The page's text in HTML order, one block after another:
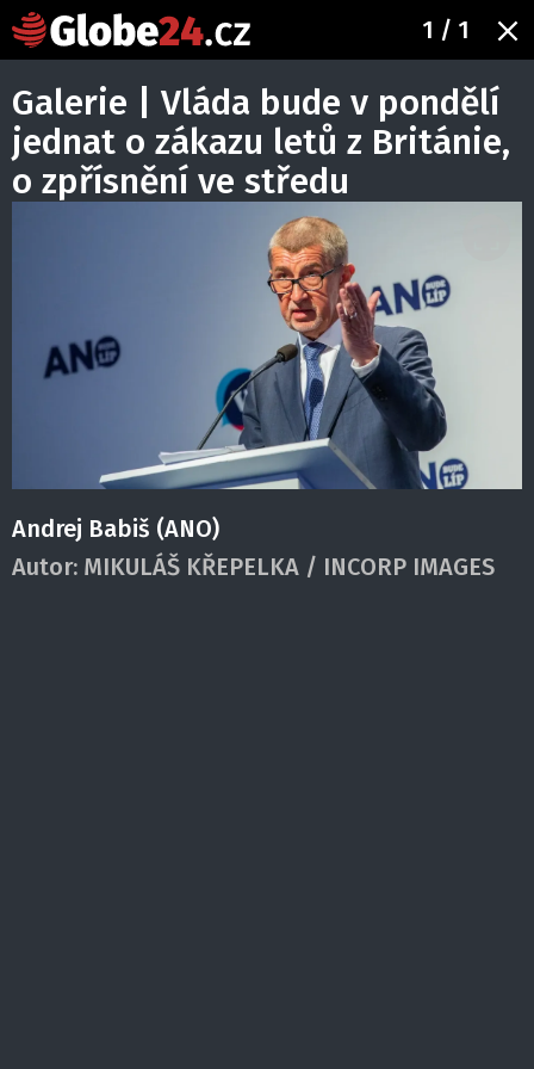
1 / 1
Galerie | Vláda bude v pondělí
jednat o zákazu letů z Británie,
o zpřísnění ve středu
Andrej Babiš (ANO)
Autor: MIKULÁŠ KŘEPELKA / INCORP IMAGES